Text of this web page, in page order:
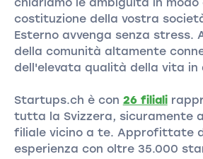
costituzione della vostra
Esterno avvenga senza
della comunità altamente
dell'elevata qualità della vita in
Startups.ch è con 26 filiali
tutta la Svizzera, sicuramente
filiale vicino a te. Approfittate
esperienza con oltre 35.000